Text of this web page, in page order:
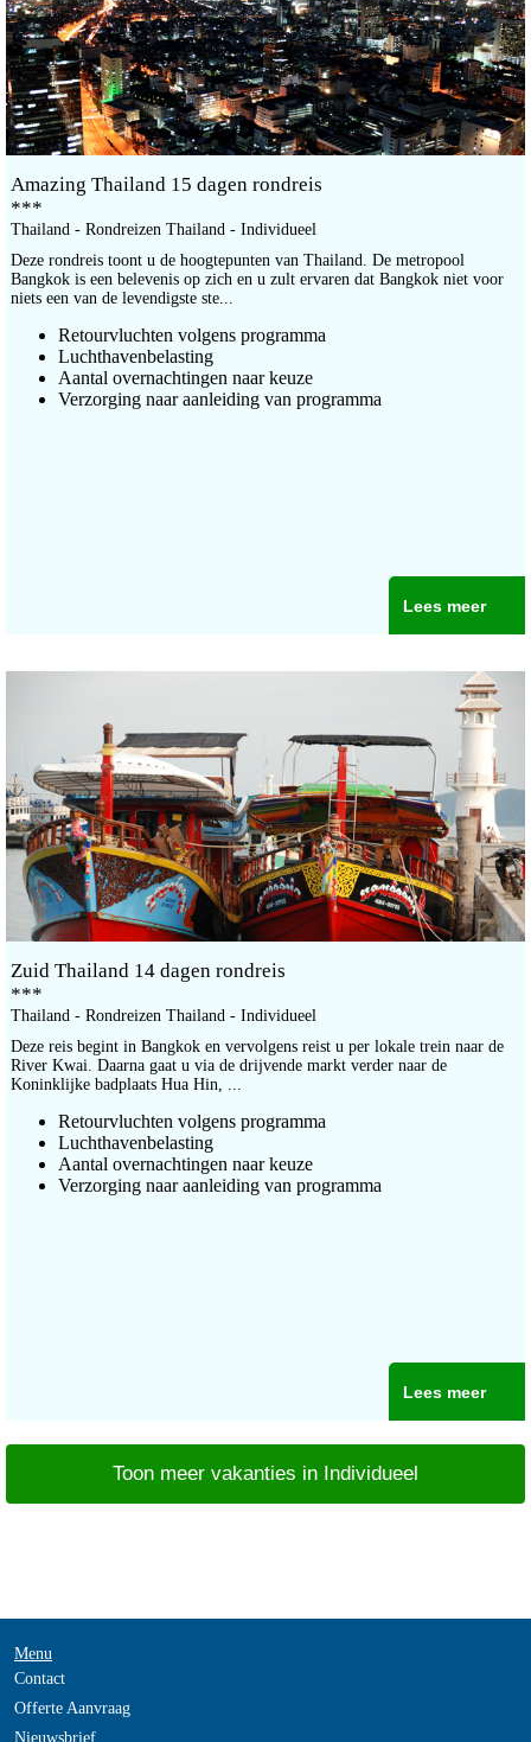
Amazing Thailand 15 dagen rondreis
***
Thailand - Rondreizen Thailand - Individueel
Deze rondreis toont u de hoogtepunten van Thailand. De metropool
Bangkok is een belevenis op zich en u zult ervaren dat Bangkok niet voor
niets een van de levendigste ste...
Retourvluchten volgens programma
Luchthavenbelasting
Aantal overnachtingen naar keuze
Verzorging naar aanleiding van programma
Lees meer
Zuid Thailand 14 dagen rondreis
***
Thailand - Rondreizen Thailand - Individueel
Deze reis begint in Bangkok en vervolgens reist u per lokale trein naar de
River Kwai. Daarna gaat u via de drijvende markt verder naar de
Koninklijke badplaats Hua Hin, ...
Retourvluchten volgens programma
Luchthavenbelasting
Aantal overnachtingen naar keuze
Verzorging naar aanleiding van programma
Lees meer
Toon meer vakanties in Individueel
Menu
Contact
Offerte Aanvraag
Nieuwsbrief